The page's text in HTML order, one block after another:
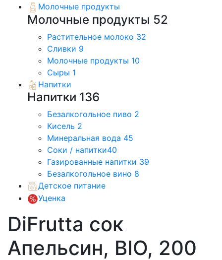
Молочные продукты
Молочные продукты 52
Растительное молоко 32
Сливки 9
Молочные продукты 10
Сыры 1
Напитки
Напитки 136
Безалкогольное пиво 2
Кисель 2
Минеральная вода 45
Соки / напитки40
Газированные напитки 39
Безалкогольное вино 8
Детское питание
Уценка
DiFrutta сок
Апельсин, BIO, 200